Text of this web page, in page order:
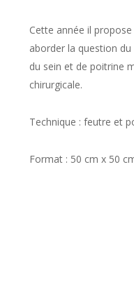
Cette année il
aborder la question
du sein et de poitrine
chirurgicale.
Technique : feutre et
Format : 50 cm x 50